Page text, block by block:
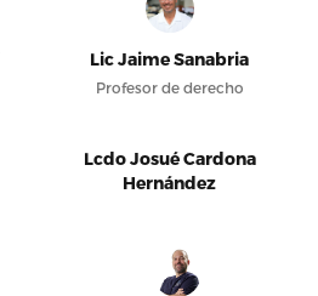
Lic Jaime Sanabria
Profesor de derecho
Lcdo Josué Cardona
Hernández